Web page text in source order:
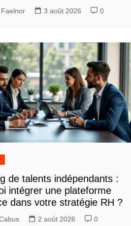
3 août 2026 0
de talents indépendants :
intégrer une plateforme
dans votre stratégie RH ?
2 août 2026 0